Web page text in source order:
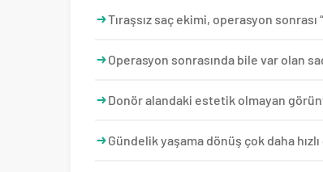
Tıraşsız saç ekimi, operasyon
Operasyon sonrasında bile var olan
Donör alandaki estetik olmayan
Gündelik yaşama dönüş çok daha